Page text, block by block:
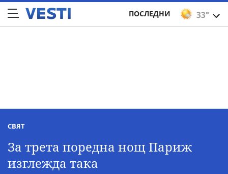
33°
ПОСЛЕДНИ
СВЯТ
За трета поредна нощ Париж
изглежда така